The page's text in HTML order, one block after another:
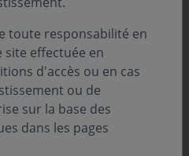
d’établir un
fructueux avec leurs
ainsi de
pour aller à
les sites des
»
toute responsabilité en
site effectuée en
d'accès ou en cas
ou de
sur la base des
dans les pages